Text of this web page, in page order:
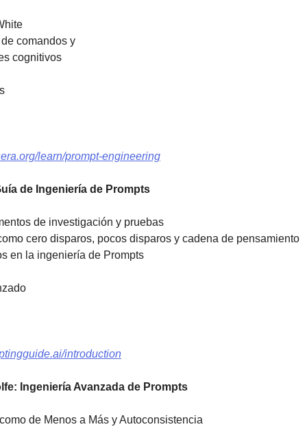
comandos y
cognitivos
learn/prompt-engineering
de Ingeniería de Prompts
de investigación y pruebas
cero disparos, pocos disparos y cadena de pensamiento
en la ingeniería de Prompts
introduction
Ingeniería Avanzada de Prompts
de Menos a Más y Autoconsistencia